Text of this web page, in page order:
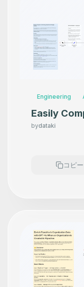
Engineering
Easily
OpenAI
bydataki
コピー